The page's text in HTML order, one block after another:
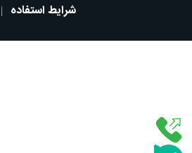
شرایط استفاده